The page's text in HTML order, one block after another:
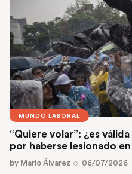
MUNDO LABORAL
“Quiere volar”: ¿es
por haberse lesionado
by Mario Álvarez 06/07/2026